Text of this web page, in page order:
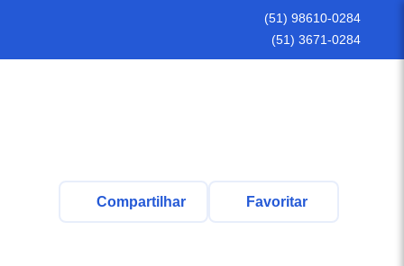
(51) 98610-0284
(51) 3671-0284
Compartilhar Favoritar